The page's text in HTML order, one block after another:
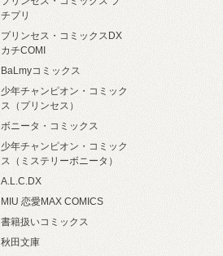
チプリ
プリンセス・コミックスDX
カチCOMI
BaLmyコミックス
少年チャンピオン・コミック
ス（プリンセス）
ボニータ・コミックス
少年チャンピオン・コミック
ス（ミステリーボニータ）
A.L.C.DX
MIU 恋愛MAX COMICS
書籍扱いコミックス
秋田文庫